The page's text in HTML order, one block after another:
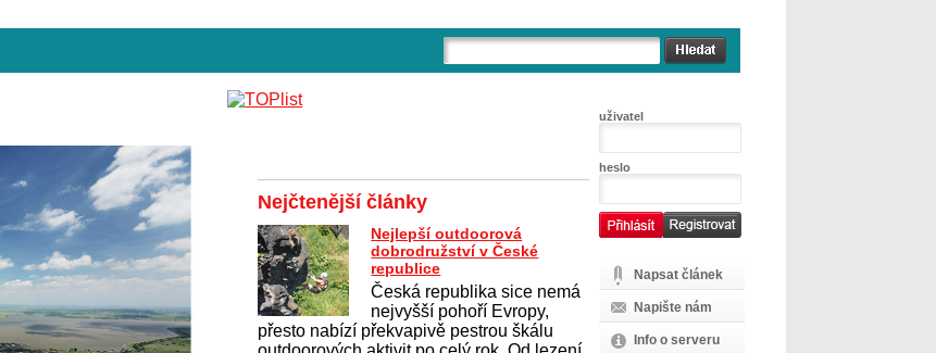
uživatel
heslo
Napsat článek
Napište nám
Info o serveru
Nejčtenější články
Nejlepší outdoorová
dobrodružství v České
republice
Česká republika sice nemá
nejvyšší pohoří Evropy,
přesto nabízí překvapivě pestrou škálu